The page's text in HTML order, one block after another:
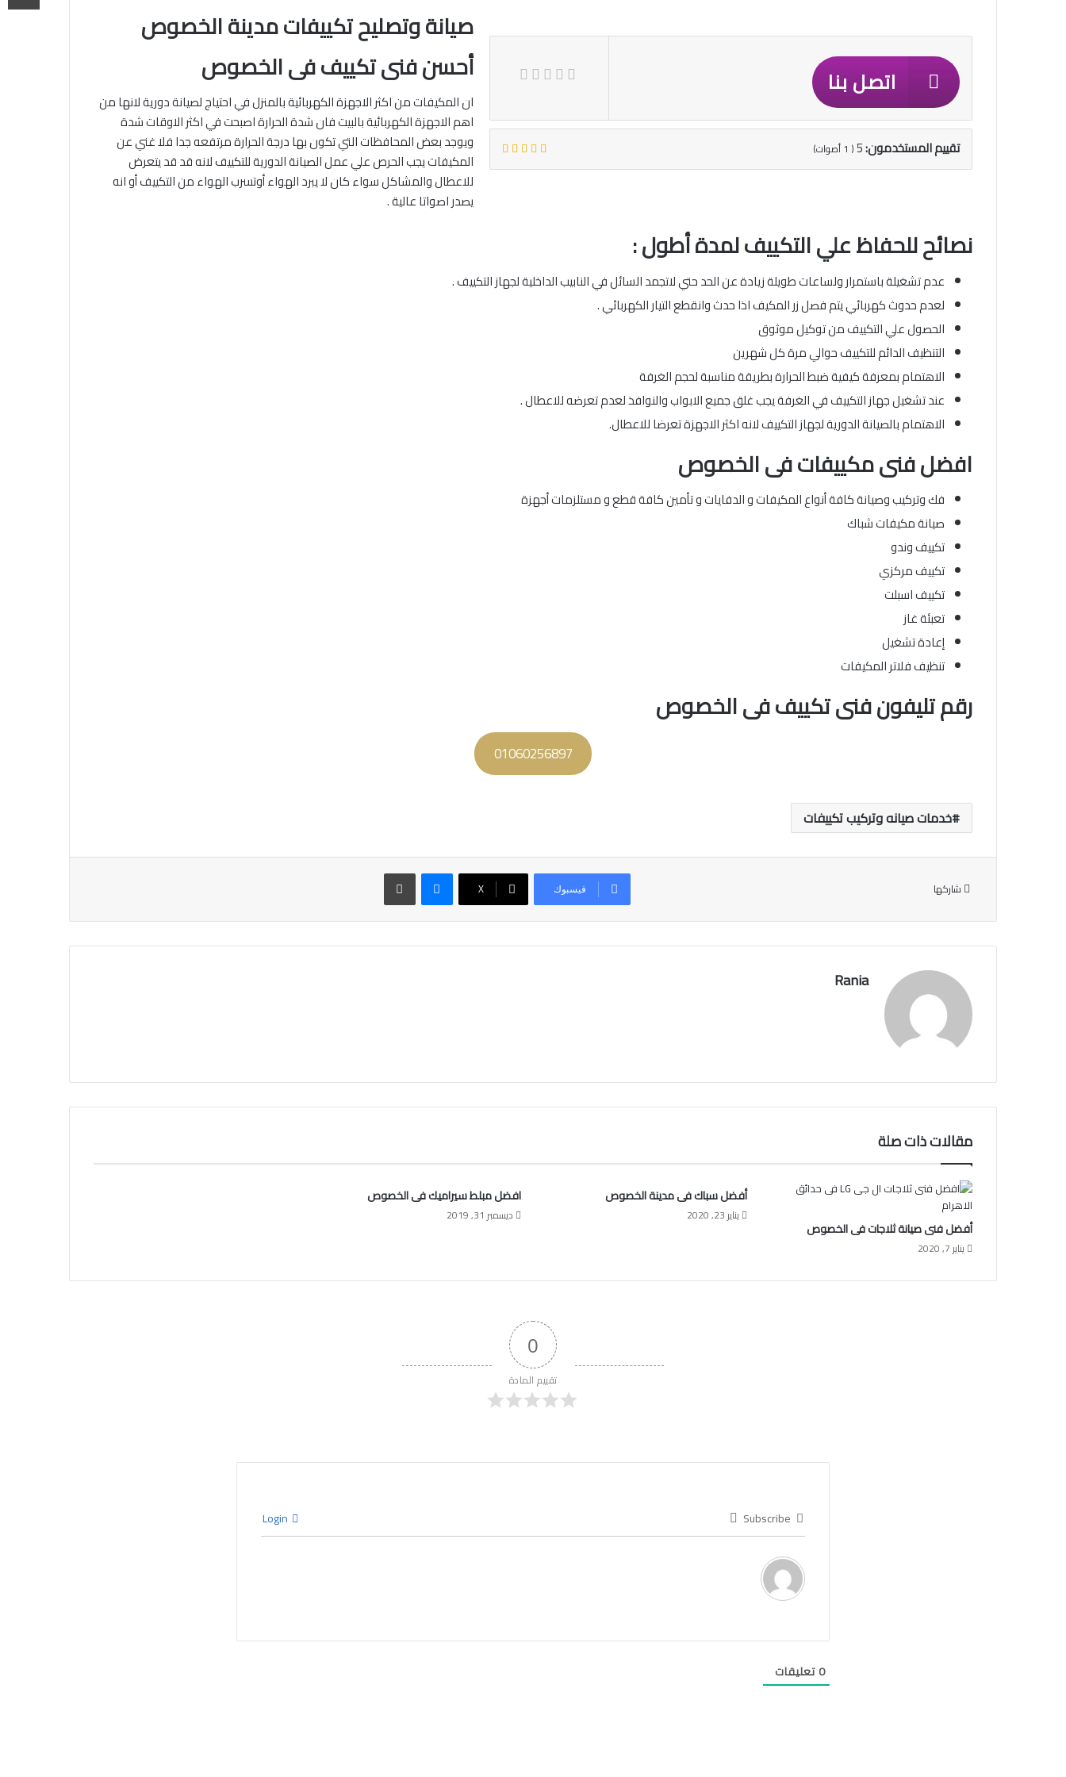
اتصل بنا
تقييم المستخدمون:5
(
1أصوات)
صيانة وتصليح تكييفات مدينة الخصوص
أحسن فنى تكييف فى الخصوص
ان المكيفات من اكثر الاجهزة الكهربائية بالمنزل في احتياج لصيانة دورية لانها من
اهم الاجهزة الكهربائية بالبيت فان شدة الحرارة اصبحت في اكثر الاوقات شدة
ويوجد بعض المحافظات التي تكون بها درجة الحرارة مرتفعه جدا فلا غني عن
المكيفات يجب الحرص علي عمل الصيانة الدورية للتكييف لانه قد قد يتعرض
للاعطال والمشاكل سواء كان لا يبرد الهواء أوتسرب الهواء من التكييف أو انه
يصدر اصواتا عالية .
نصائح للحفاظ علي التكييف لمدة أطول :
عدم تشغيلة باستمرار ولساعات طويلة زيادة عن الحد حتي لاتجمد السائل في النابيب الداخلية لجهاز التكييف .
لعدم حدوث كهربائي يتم فصل زر المكيف اذا حدث وانقطع التيار الكهربائي .
الحصول علي التكييف من توكيل موثوق
التنظيف الدائم للتكييف حوالي مرة كل شهرين
الاهتمام بمعرفة كيفية ضبط الحرارة بطريقة مناسبة لحجم الغرفة
عند تشغيل جهاز التكييف في الغرفة يجب غلق جميع الابواب والنوافذ لعدم تعرضه للاعطال .
الاهتمام بالصيانة الدورية لجهاز التكييف لانه اكثر الاجهزة تعرضا للاعطال.
افضل فنى مكييفاتفى الخصوص
فك وتركيب وصيانة كافة أنواع المكيفات و الدفايات و تأمين كافة قطع و مستلزمات أجهزة
صيانة مكيفات شباك
تكييف وندو
تكييف مركزي
تكييف اسبلت
تعبئة غاز
إعادة تشغيل
تنظيف فلاتر المكيفات
رقم تليفون فنى تكييف فى الخصوص
01060256897
خدمات صيانه وتركيب تكييفات
شاركها فيسبوك ‫X
ماسنجر طباعة
Rania
مقالات ذات صلة
أفضل فنى صيانة ثلاجات فى الخصوص
يناير 7, 2020
أفضل سباك فى مدينة الخصوص
يناير 23, 2020
افضل مبلط سيراميك فى الخصوص
ديسمبر 31, 2019
0
تقييم المادة
Subscribe
0تعليقات